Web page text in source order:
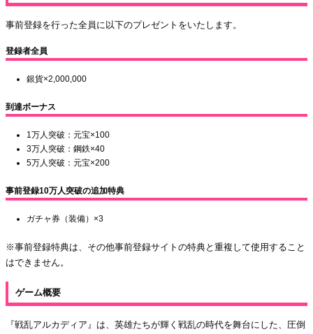
事前登録を行った全員に以下のプレゼントをいたします。
登録者全員
銀貨×2,000,000
到達ボーナス
1万人突破：元宝×100
3万人突破：鋼鉄×40
5万人突破：元宝×200
事前登録10万人突破の追加特典
ガチャ券（装備）×3
※事前登録特典は、その他事前登録サイトの特典と重複して使用すること
はできません。
ゲーム概要
『戦乱アルカディア』は、英雄たちが輝く戦乱の時代を舞台にした、圧倒